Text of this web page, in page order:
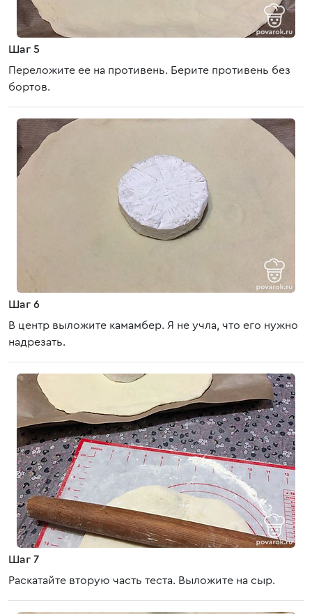
Шаг 5
Переложите ее на противень. Берите противень без
бортов.
Шаг 6
В центр выложите камамбер. Я не учла, что его нужно
надрезать.
Шаг 7
Раскатайте вторую часть теста. Выложите на сыр.